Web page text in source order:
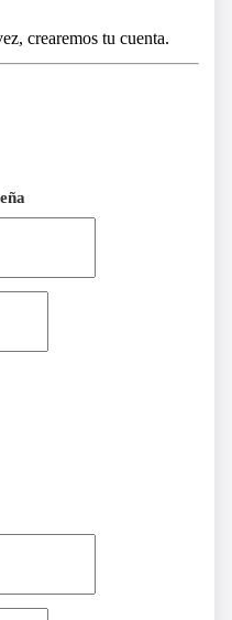
crearemos tu cuenta.